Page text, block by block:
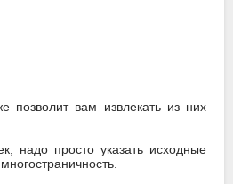
позволит вам извлекать из них
надо просто указать исходные